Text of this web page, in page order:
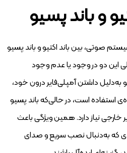
و باند پسیو
صوتی، بین باند اکتیو و باند پسیو
این دو در وجود یا عدم وجود
به‌دلیل داشتن آمپلی‌فایر درون خود،
استفاده است، در حالی‌که باند پسیو
خارجی نیاز دارد. همین ویژگی باعث
که به‌دنبال نصب سریع و صدای